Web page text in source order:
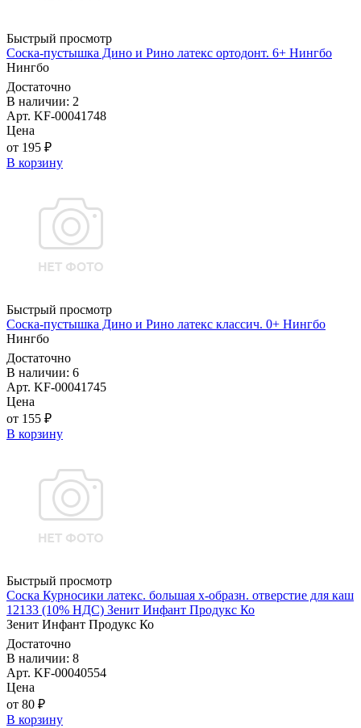
Быстрый просмотр
Соска-пустышка Дино и Рино латекс ортодонт. 6+ Нингбо
Нингбо
Достаточно
В наличии: 2
Арт. KF-00041748
Цена
от 195 ₽
В корзину
Быстрый просмотр
Соска-пустышка Дино и Рино латекс классич. 0+ Нингбо
Нингбо
Достаточно
В наличии: 6
Арт. KF-00041745
Цена
от 155 ₽
В корзину
Быстрый просмотр
Соска Курносики латекс. большая х-образн. отверстие для каш
12133 (10% НДС) Зенит Инфант Продукс Ко
Зенит Инфант Продукс Ко
Достаточно
В наличии: 8
Арт. KF-00040554
Цена
от 80 ₽
В корзину